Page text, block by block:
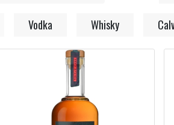
Vodka Whisky